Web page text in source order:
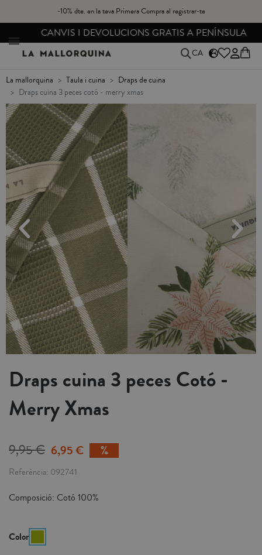
-10% dte. en la teva Primera Compra al registrar-te
CANVIS I DEVOLUCIONS GRATIS A PENÍNSULA
CA
la mallorquina taula i cuina
draps de cuina
draps cuina 3 peces cotó - merry xmas
Draps cuina 3 peces Cotó -
Merry Xmas
9,95 € 6,95 €
Referència 092741
Composició: Cotó 100%
Color